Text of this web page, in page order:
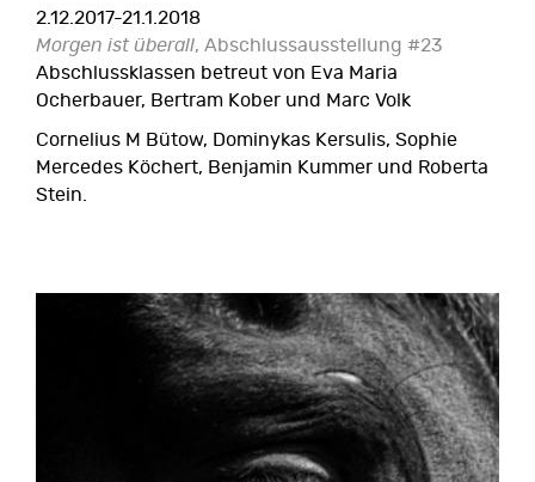
2.12.2017-21.1.2018
Morgen ist überall, Abschlussausstellung #23
Abschlussklassen betreut von Eva Maria
Ocherbauer, Bertram Kober und Marc Volk
Cornelius M Bütow, Dominykas Kersulis, Sophie
Mercedes Köchert, Benjamin Kummer und Roberta
Stein.